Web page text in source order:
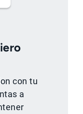
con tu
a